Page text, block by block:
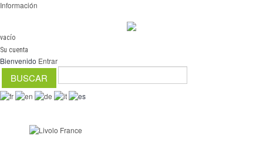
Información
vacío
Su cuenta
Bienvenido Entrar